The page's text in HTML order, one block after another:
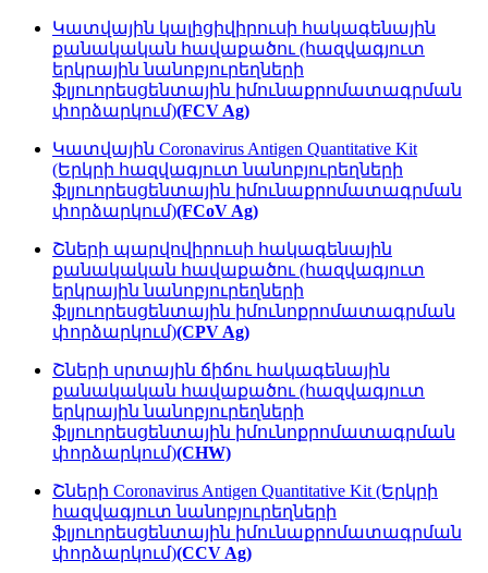
Կատվային կալիցիվիրուսի հակագենային
քանակական հավաքածու (հազվագյուտ
երկրային նանոբյուրեղների
ֆլյուորեսցենտային իմունաքրոմատագրման
փորձարկում)(FCV Ag)
Կատվային Coronavirus Antigen Quantitative Kit
(Երկրի հազվագյուտ նանոբյուրեղների
ֆլյուորեսցենտային իմունաքրոմատագրման
փորձարկում)(FCoV Ag)
Շների պարվովիրուսի հակագենային
քանակական հավաքածու (հազվագյուտ
երկրային նանոբյուրեղների
ֆլյուորեսցենտային իմունոքրոմատագրման
փորձարկում)(CPV Ag)
Շների սրտային ճիճու հակագենային
քանակական հավաքածու (հազվագյուտ
երկրային նանոբյուրեղների
ֆլյուորեսցենտային իմունոքրոմատագրման
փորձարկում)(CHW)
Շների Coronavirus Antigen Quantitative Kit (Երկրի
հազվագյուտ նանոբյուրեղների
ֆլյուորեսցենտային իմունաքրոմատագրման
փորձարկում)(CCV Ag)